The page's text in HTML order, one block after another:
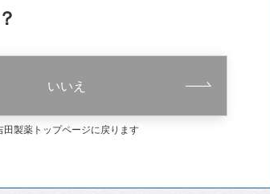
いいえ
田製薬トップページに戻ります